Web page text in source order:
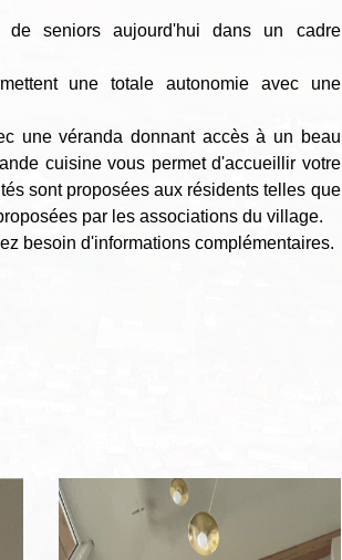
seniors aujourd'hui dans un cadre
une totale autonomie avec une
une véranda donnant accès à un beau
cuisine vous permet d'accueillir votre
sont proposées aux résidents telles que
par les associations du village.
besoin d'informations complémentaires.